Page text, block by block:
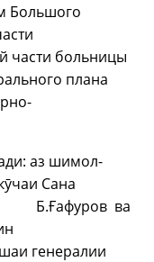
Большого
части больницы
плана
аз шимол-
Сана
Б.Ғафуров ва
генералии